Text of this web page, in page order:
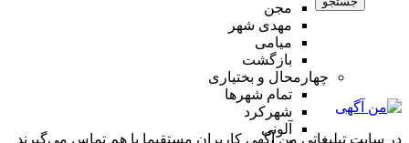
مجن
مهدی شهر
میامی
بازگشت
چهارمحال و بختیاری
تمام شهر‌ها
شهرکرد
آلونی
در سایت تبلیغاتی من آگهی کاربران مستقیما با هم تماس می‌گیرند